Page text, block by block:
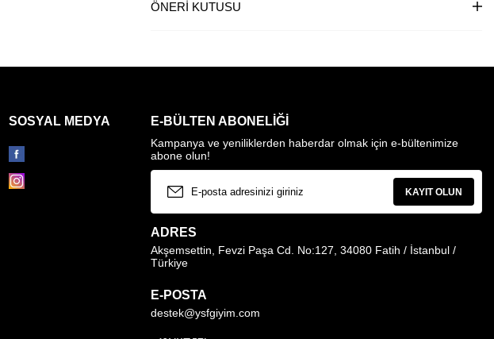
ÖNERI KUTUSU
SOSYAL MEDYA E-BÜLTEN ABONELIĞI
Kampanya ve yeniliklerden haberdar olmak için e-bültenimize
abone olun!
KAYIT OLUN
ADRES
Akşemsettin, Fevzi Paşa Cd. No:127, 34080 Fatih / İstanbul /
Türkiye
E-POSTA
destek@ysfgiyim.com